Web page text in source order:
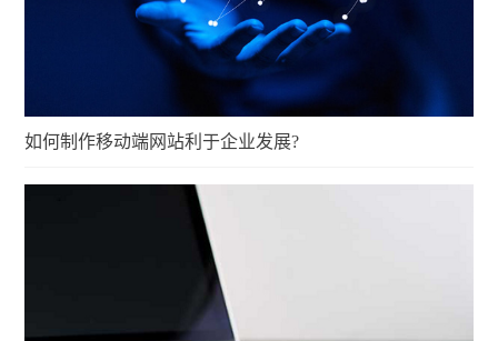
如何制作移动端网站利于企业发展?